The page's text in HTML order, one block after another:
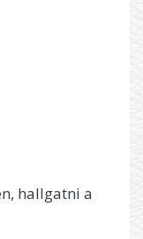
hallgatni a